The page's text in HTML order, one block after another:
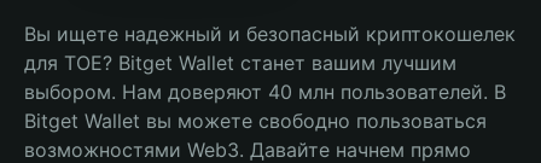
Вы ищете надежный и безопасный криптокошелек
для TOE? Bitget Wallet станет вашим лучшим
выбором. Нам доверяют 40 млн пользователей. В
Bitget Wallet вы можете свободно пользоваться
возможностями Web3. Давайте начнем прямо